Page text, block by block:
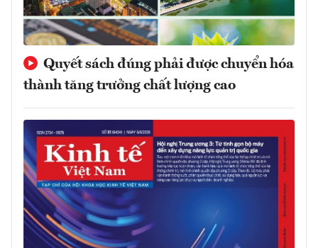
Quyết sách đúng phải được chuyển hóa
thành tăng trưởng chất lượng cao